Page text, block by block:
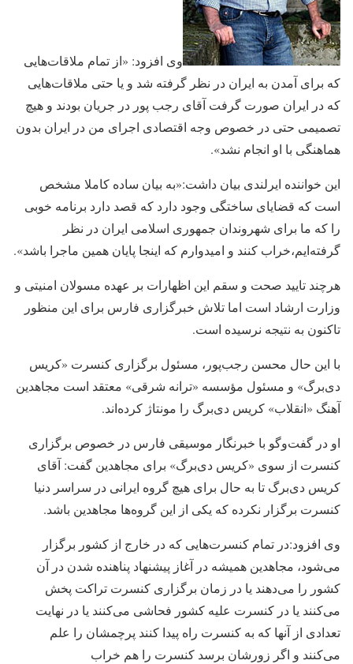
وی افزود: «از تمام ملاقات‌هایی
که برای آمدن به ایران در نظر گرفته شد و یا حتی ملاقات‌هایی
که در ایران صورت گرفت آقای رجب پور در جریان بودند و هیچ
تصمیمی حتی در خصوص وجه اقتصادی اجرای من در ایران بدون
هماهنگی با او انجام نشد».
این خواننده ایرلندی بیان داشت:«به بیان ساده کاملا مشخص
است که قضایای ساختگی وجود دارد که قصد دارد برنامه خوبی
را که ما برای شهروندان جمهوری اسلامی ایران در نظر
گرفته‌ایم،خراب کنند و امیدوارم که اینجا پایان همین ماجرا باشد».
هرچند تایید صحت و سقم این اظهارات بر عهده مسولان امنیتی و
وزارت ارشاد است اما تلاش خبرگزاری فارس برای این منظور
تاکنون به نتیجه نرسیده است.
با این حال محسن رجب‌پور، مسئول برگزاری کنسرت «کریس
دی‌برگ» و مسئول مؤسسه «ترانه شرقی» معتقد است مجاهدین
آهنگ «انقلاب» کریس‌ دی‌برگ را مونتاژ کرده‌اند.
او در گفت‌وگو با خبرنگار موسیقی فارس در خصوص برگزاری
کنسرت از سوی «کریس‌ دی‌برگ» برای مجاهدین گفت: آقای
کریس دی‌برگ تا به حال برای هیچ گروه ایرانی در سراسر دنیا
کنسرت برگزار نکرده که یکی از این گروه‌ها مجاهدین باشد.
وی افزود:در تمام کنسرت‌هایی که در خارج از کشور برگزار
می‌شود، مجاهدین همیشه در آغاز پیشنهاد پناهنده‌ شدن در آن
کشور را می‌دهند یا در زمان برگزاری کنسرت تراکت پخش
می‌کنند یا در کنسرت علیه کشور فحاشی می‌کنند یا در نهایت
تعدادی‌ از آنها که به کنسرت راه پیدا کنند پرچمشان را علم
می‌کنند و اگر زورشان برسد کنسرت را هم خراب